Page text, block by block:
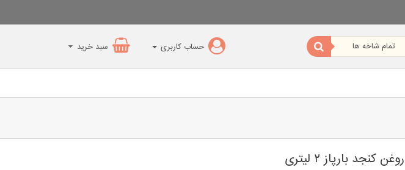
حساب کاربری سبد خرید
روغن کنجد بارپاز ۲ لیتری